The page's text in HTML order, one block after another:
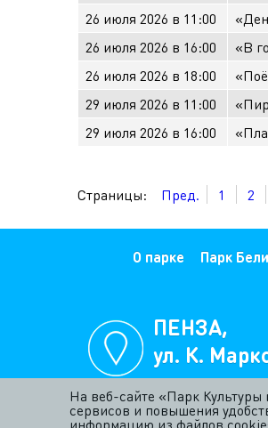
26 июля 2026 в 11:00
26 июля 2026 в 16:00
«В
26 июля 2026 в 18:00
29 июля 2026 в 11:00
29 июля 2026 в 16:00
Страницы: Пред. 1 2
О парке Парк
ПЕНЗА,
ул. К.
На веб-сайте «Парк
сервисов и повышения
информацию из файлов